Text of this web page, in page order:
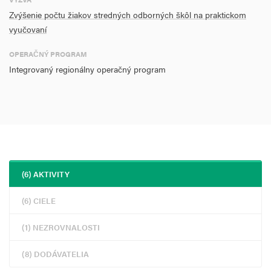
budov
Zvýšenie počtu žiakov stredných odborných škôl na praktickom
vyučovaní
OPERAČNÝ PROGRAM
Integrovaný regionálny operačný program
(6) AKTIVITY
(6) CIELE
(1) NEZROVNALOSTI
(8) DODÁVATELIA